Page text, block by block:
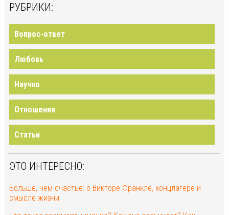
РУБРИКИ:
Вопрос-ответ
Любовь
Научно
Отношения
Статьи
ЭТО ИНТЕРЕСНО:
Больше, чем счастье: о Викторе Франкле, концлагере и
смысле жизни